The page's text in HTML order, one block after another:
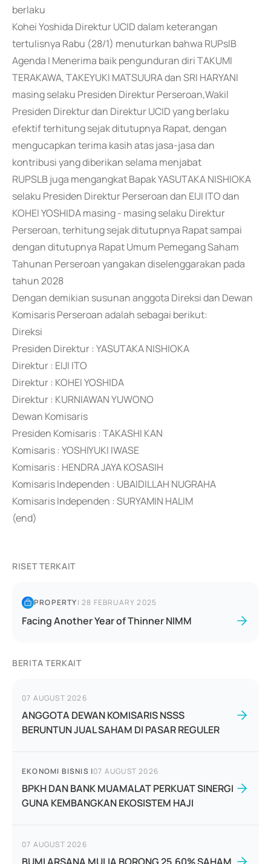
berlaku
Kohei Yoshida Direktur UCID dalam keterangan
tertulisnya Rabu (28/1) menuturkan bahwa RUPslB
Agenda I Menerima baik pengunduran diri TAKUMI
TERAKAWA, TAKEYUKI MATSUURA dan SRI HARYANI
masing selaku Presiden Direktur Perseroan,Wakil
Presiden Direktur dan Direktur UCID yang berlaku
efektif terhitung sejak ditutupnya Rapat, dengan
mengucapkan terima kasih atas jasa-jasa dan
kontribusi yang diberikan selama menjabat
RUPSLB juga mengangkat Bapak YASUTAKA NISHIOKA
selaku Presiden Direktur Perseroan dan EIJI ITO dan
KOHEI YOSHIDA masing - masing selaku Direktur
Perseroan, terhitung sejak ditutupnya Rapat sampai
dengan ditutupnya Rapat Umum Pemegang Saham
Tahunan Perseroan yangakan diselenggarakan pada
tahun 2028
Dengan demikian susunan anggota Direksi dan Dewan
Komisaris Perseroan adalah sebagai berikut:
Direksi
Presiden Direktur : YASUTAKA NISHIOKA
Direktur : EIJI ITO
Direktur : KOHEI YOSHIDA
Direktur : KURNIAWAN YUWONO
Dewan Komisaris
Presiden Komisaris : TAKASHI KAN
Komisaris : YOSHIYUKI IWASE
Komisaris : HENDRA JAYA KOSASIH
Komisaris Independen : UBAIDILLAH NUGRAHA
Komisaris Independen : SURYAMIN HALIM
(end)
RISET TERKAIT
PROPERTY|28 FEBRUARY 2025
Facing Another Year of Thinner NIMM
BERITA TERKAIT
07 AUGUST 2026
ANGGOTA DEWAN KOMISARIS NSSS
BERUNTUN JUAL SAHAM DI PASAR REGULER
EKONOMI BISNIS |07 AUGUST 2026
BPKH DAN BANK MUAMALAT PERKUAT SINERGI
GUNA KEMBANGKAN EKOSISTEM HAJI
07 AUGUST 2026